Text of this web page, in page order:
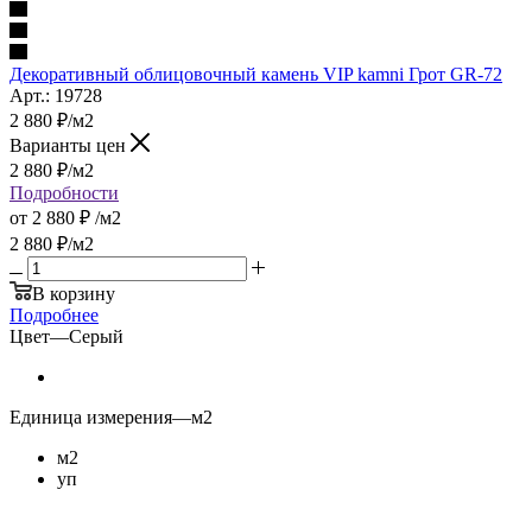
Декоративный облицовочный камень VIP kamni Грот GR-72
Арт.: 19728
2 880 ₽/м2
Варианты цен
2 880 ₽/м2
Подробности
от 2 880 ₽ /м2
2 880 ₽/м2
В корзину
Подробнее
Цвет—Серый
Единица измерения—м2
м2
уп